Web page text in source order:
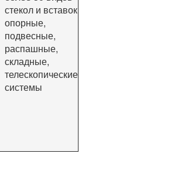
стекол и вставок
опорные,
подвесные,
распашные,
складные,
телескопические
системы